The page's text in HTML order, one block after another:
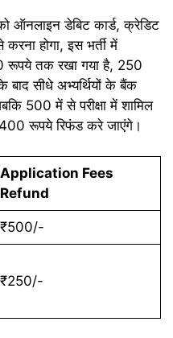
ऑनलाइन डेबिट कार्ड, क्रेडिट
होगा, इस भर्ती में
तक रखा गया है, 250
बाद सीधे अभ्यर्थियों के बैंक
500 में से परीक्षा में शामिल
रूपये रिफंड करे जाएंगे।
Application Fees
Refund
₹500/-
₹250/-